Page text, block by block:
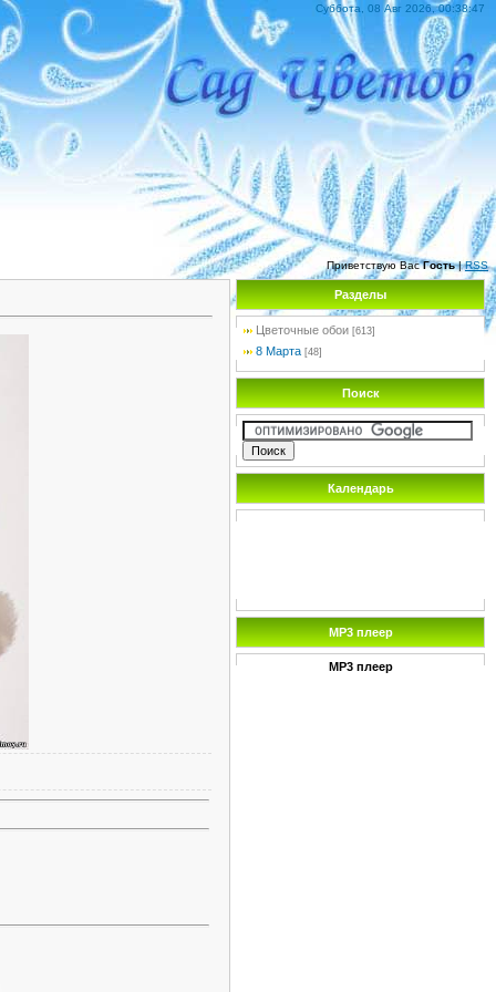
Суббота, 08 Авг 2026, 00:38:47
Приветствую Вас Гость|RSS
Разделы
Цветочные обои [613]
8 Марта [48]
Поиск
Календарь
MP3 плеер
MP3 плеер